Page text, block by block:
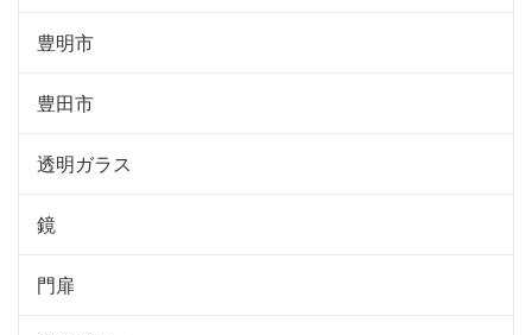
豊明市
豊田市
透明ガラス
鏡
門扉